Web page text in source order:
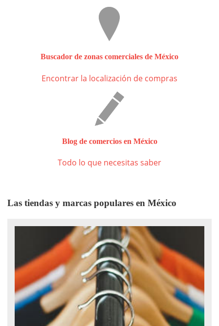
Buscador de zonas comerciales de México
Encontrar la localización de compras
Blog de comercios en México
Todo lo que necesitas saber
Las tiendas y marcas populares en México